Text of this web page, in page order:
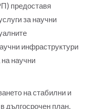
предоставя
за научни
инфраструктури
научни
на стабилни и
дългосрочен план,